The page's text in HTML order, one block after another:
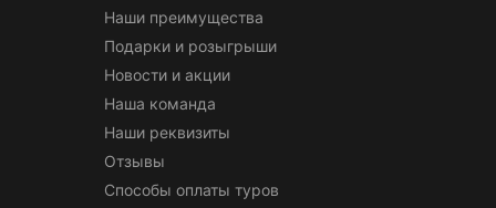
Наши преимущества
Подарки и розыгрыши
Новости и акции
Наша команда
Наши реквизиты
Отзывы
Способы оплаты туров